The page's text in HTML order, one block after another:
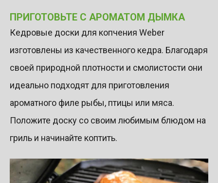
ПРИГОТОВЬТЕ С АРОМАТОМ ДЫМКА
Кедровые доски для копчения Weber
изготовлены из качественного кедра. Благодаря
своей природной плотности и смолистости они
идеально подходят для приготовления
ароматного филе рыбы, птицы или мяса.
Положите доску со своим любимым блюдом на
гриль и начинайте коптить.